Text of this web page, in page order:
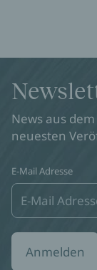
News aus
neuesten
E-Mail Adresse
Anmelden